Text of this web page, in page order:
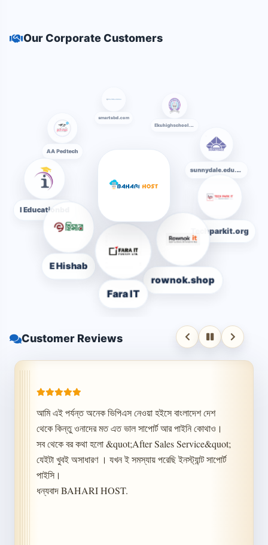
Customer Reviews
আমি এই পর্যন্ত অনেক ভিপিএস নেওয়া হইসে বাংলাদেশ দেশ
থেকে কিন্তু ওনাদের মত এত ভাল সাপোর্ট আর পাইনি কোথাও।
সব থেকে বর কথা হলো &quot;After Sales Service&quot;
যেইটা খুবই অসাধারণ । যখন ই সমস্যায় পরেছি ইনস্ট্যান্ট সাপোর্ট
পাইসি।
ধন্যবাদ BAHARI HOST.
Our Corporate Customers
Fara IT
E Hishab
smartsbd.com
Techparkit.org
rownok.shop